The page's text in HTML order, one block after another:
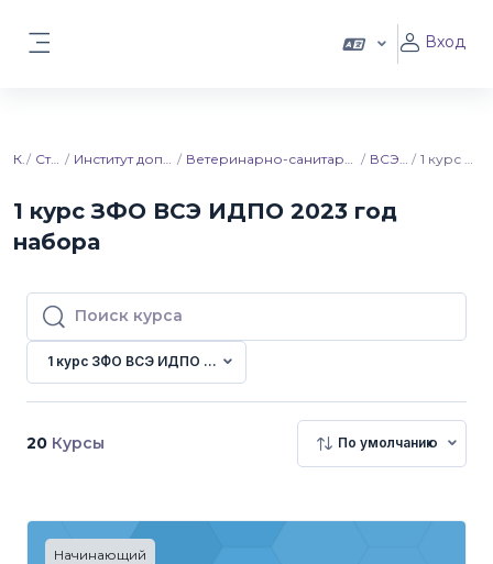
Вход
Курсы Ставропольский ГАУ Институт дополнительного профессионального образования Ветеринарно-санитарная экспертиза. Ветеринарно-санитарная экспертиза продуктов животноводства ВСЭ ИДПО 2023 год набора 1 курс ЗФО ВСЭ ИДПО 2023 год набора
1 курс ЗФО ВСЭ ИДПО 2023 год
набора
Поиск курса
Поиск курса
1 курс ЗФО ВСЭ ИДПО 2023 год набора
20 Курсы По умолчанию
Начинающий